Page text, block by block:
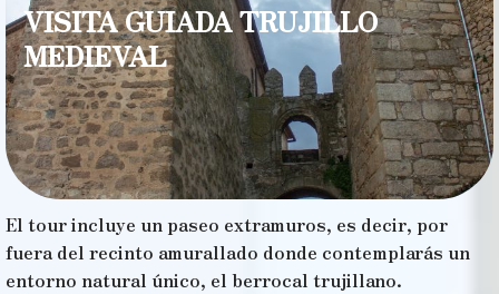
VISITA GUIADA TRUJILLO
MEDIEVAL
El tour incluye un paseo extramuros, es decir, por
fuera del recinto amurallado donde contemplarás un
entorno natural único, el berrocal trujillano.